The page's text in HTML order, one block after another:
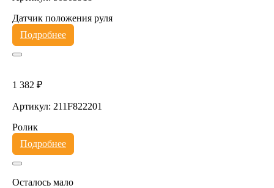
Датчик положения руля
Подробнее
1 382 ₽
Артикул: 211F822201
Ролик
Подробнее
Осталось мало